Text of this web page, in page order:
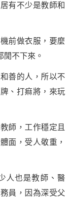
有不少是教師和
前做衣服，要麼
不下來。
善的人，所以不
、打痲將，來玩
師，工作穩定且
面，受人敬重，
也是教師、醫
員，因為深受父